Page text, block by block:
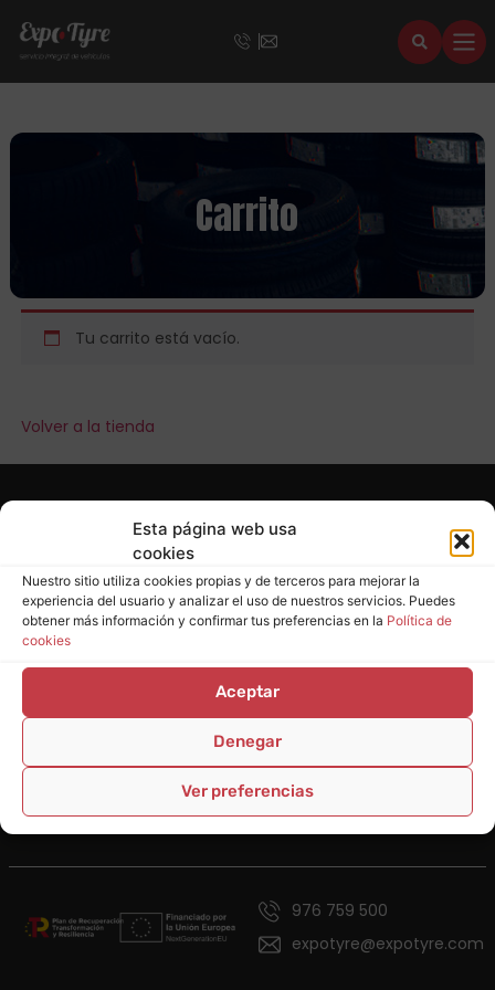
Esta página web usa
cookies
Nuestro sitio utiliza cookies propias y de terceros para mejorar la
experiencia del usuario y analizar el uso de nuestros servicios. Puedes
obtener más información y confirmar tus preferencias en la Política de
cookies
Aceptar
Denegar
Ver preferencias
Carrito
Tu carrito está vacío.
Volver a la tienda
Información
Servicios
976 759 500
expotyre@expotyre.com